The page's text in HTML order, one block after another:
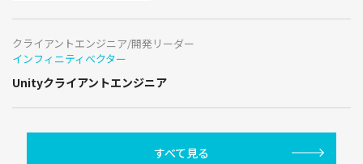
クライアントエンジニア/開発リーダー
インフィニティベクター
Unityクライアントエンジニア
すべて見る